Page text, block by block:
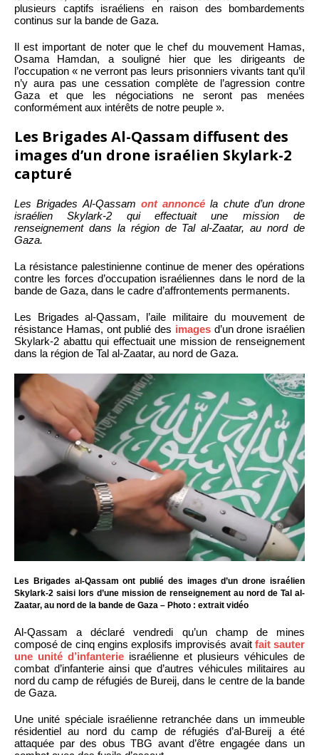
plusieurs captifs israéliens en raison des bombardements
continus sur la bande de Gaza.
Il est important de noter que le chef du mouvement Hamas,
Osama Hamdan, a souligné hier que les dirigeants de
l’occupation « ne verront pas leurs prisonniers vivants tant qu’il
n’y aura pas une cessation complète de l’agression contre
Gaza et que les négociations ne seront pas menées
conformément aux intérêts de notre peuple ».
Les Brigades Al-Qassam diffusent des
images d’un drone israélien Skylark-2
capturé
Les Brigades Al-Qassam ont annoncé la chute d’un drone
israélien Skylark-2 qui effectuait une mission de
renseignement dans la région de Tal al-Zaatar, au nord de
Gaza.
La résistance palestinienne continue de mener des opérations
contre les forces d’occupation israéliennes dans le nord de la
bande de Gaza, dans le cadre d’affrontements permanents.
Les Brigades al-Qassam, l’aile militaire du mouvement de
résistance Hamas, ont publié des imagesd’un drone israélien
Skylark-2 abattu qui effectuait une mission de renseignement
dans la région de Tal al-Zaatar, au nord de Gaza.
Les Brigades al-Qassam ont publié des images d’un drone israélien
Skylark-2 saisi lors d’une mission de renseignement au nord de Tal al-
Zaatar, au nord de la bande de Gaza – Photo : extrait vidéo
Al-Qassam a déclaré vendredi qu’un champ de mines
composé de cinq engins explosifs improvisés avait fait sauter
une unité d’infanterie israélienne et plusieurs véhicules de
combat d’infanterie ainsi que d’autres véhicules militaires au
nord du camp de réfugiés de Bureij, dans le centre de la bande
de Gaza.
Une unité spéciale israélienne retranchée dans un immeuble
résidentiel au nord du camp de réfugiés d’al-Bureij a été
attaquée par des obus TBG avant d’être engagée dans un